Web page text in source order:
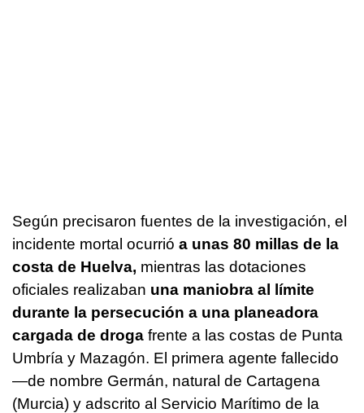
Según precisaron fuentes de la investigación, el
incidente mortal ocurrió a unas 80 millas de la
costa de Huelva, mientras las dotaciones
oficiales realizaban una maniobra al límite
durante la persecución a una planeadora
cargada de droga frente a las costas de Punta
Umbría y Mazagón. El primera agente fallecido
—de nombre Germán, natural de Cartagena
(Murcia) y adscrito al Servicio Marítimo de la